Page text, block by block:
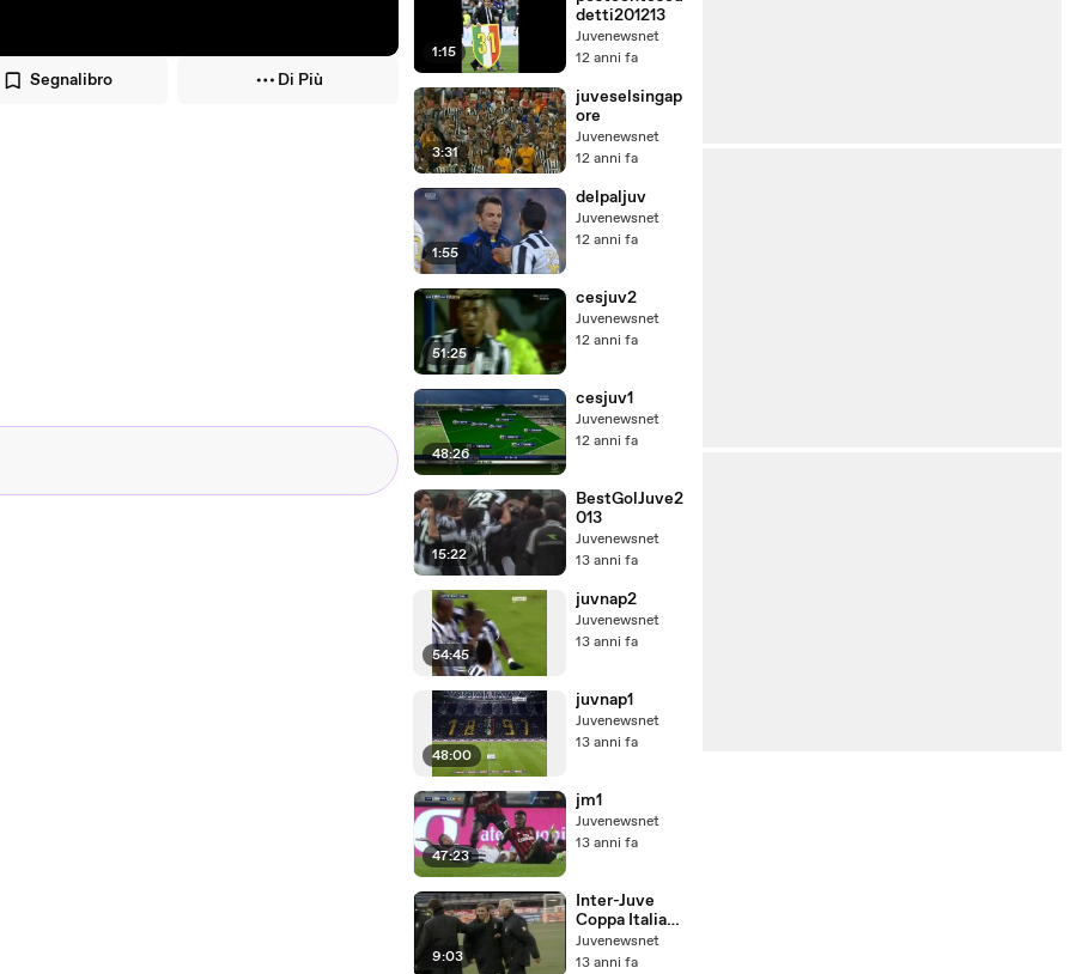
Segnalibro Di Più
1:15
detti201213
Juvenewsnet
12 anni fa
3:31
juveselsingap
ore
Juvenewsnet
12 anni fa
1:55
delpaljuv
Juvenewsnet
12 anni fa
51:25
cesjuv2
Juvenewsnet
12 anni fa
48:26
cesjuv1
Juvenewsnet
12 anni fa
15:22
BestGolJuve2
013
Juvenewsnet
13 anni fa
54:45
juvnap2
Juvenewsnet
13 anni fa
48:00
juvnap1
Juvenewsnet
13 anni fa
47:23
jm1
Juvenewsnet
13 anni fa
9:03
Inter-Juve
Coppa Italia
2004
Juvenewsnet
13 anni fa